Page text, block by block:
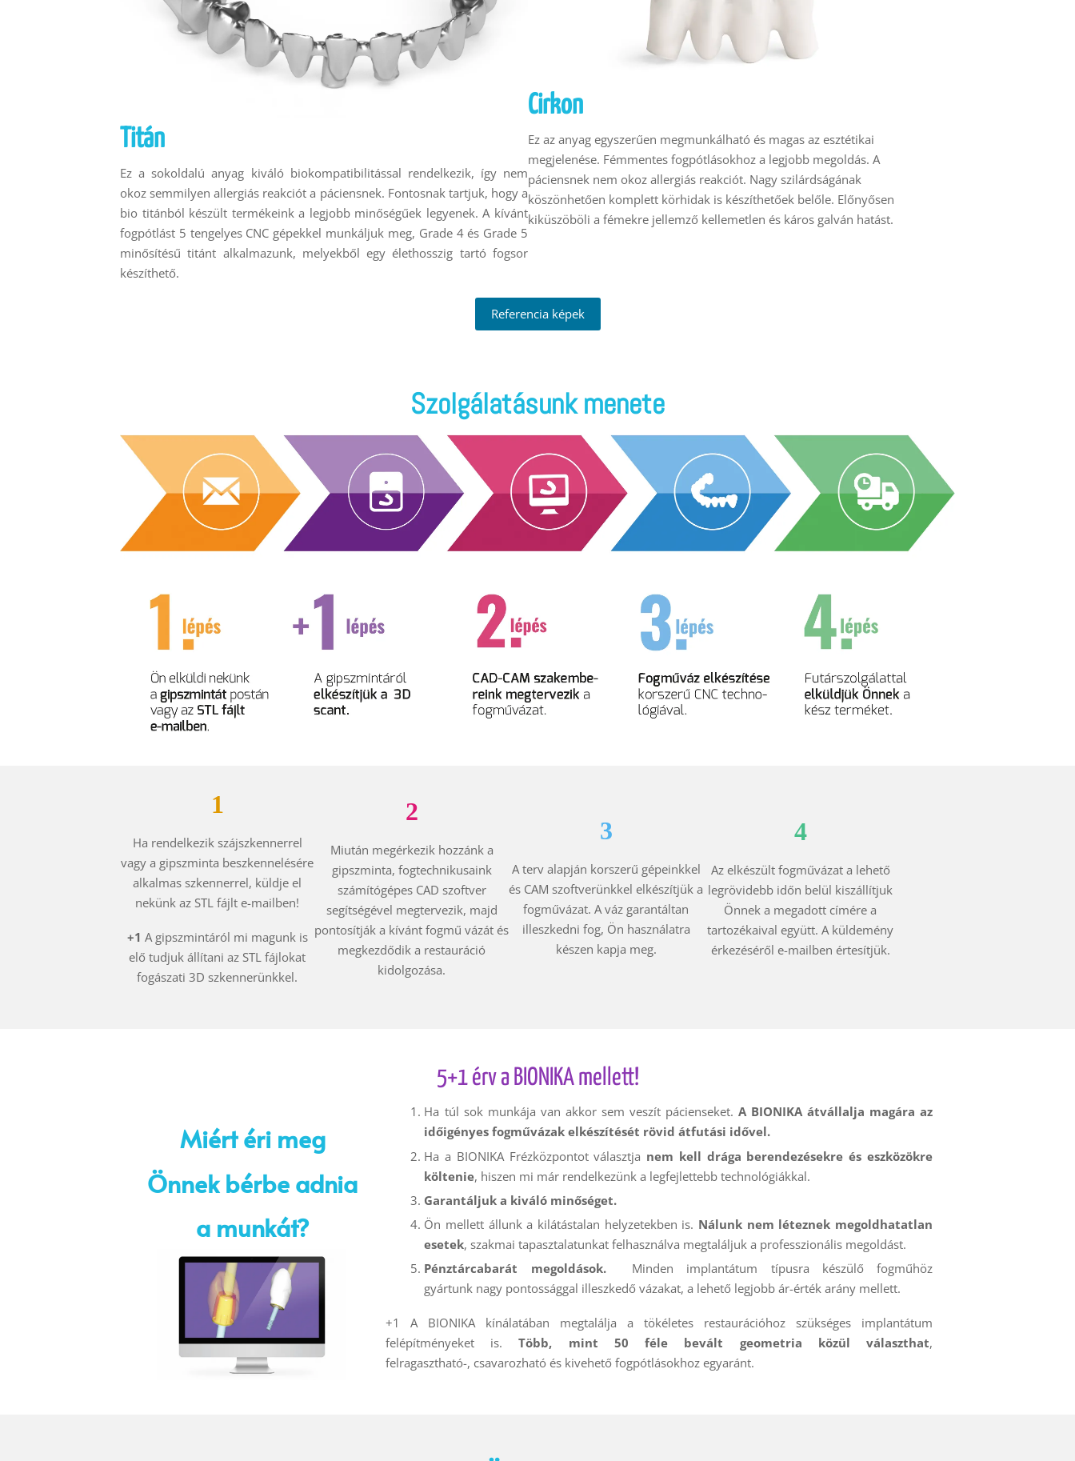
Titán
Ez a sokoldalú anyag kiváló biokompatibilitással rendelkezik, így nem
okoz semmilyen allergiás reakciót a páciensnek. Fontosnak tartjuk, hogy a
bio titánból készült termékeink a legjobb minőségűek legyenek. A kívánt
fogpótlást 5 tengelyes CNC gépekkel munkáljuk meg, Grade 4 és Grade 5
minősítésű titánt alkalmazunk, melyekből egy élethosszig tartó fogsor
készíthető.
Cirkon
Ez az anyag egyszerűen megmunkálható és magas az esztétikai
megjelenése. Fémmentes fogpótlásokhoz a legjobb megoldás. A
páciensnek nem okoz allergiás reakciót. Nagy szilárdságának
köszönhetően komplett körhidak is készíthetőek belőle. Előnyősen
kiküszöböli a fémekre jellemző kellemetlen és káros galván hatást.
Referencia képek
Szolgálatásunk menete
1
Ha rendelkezik szájszkennerrel
vagy a gipszminta beszkennelésére
alkalmas szkennerrel, küldje el
nekünk az STL fájlt e-mailben!
+1 A gipszmintáról mi magunk is
elő tudjuk állítani az STL fájlokat
fogászati 3D szkennerünkkel.
2
Miután megérkezik hozzánk a
gipszminta, fogtechnikusaink
számítógépes CAD szoftver
segítségével megtervezik, majd
pontosítják a kívánt fogmű vázát és
megkezdődik a restauráció
kidolgozása.
3
A terv alapján korszerű gépeinkkel
és CAM szoftverünkkel elkészítjük a
fogművázat. A váz garantáltan
illeszkedni fog, Ön használatra
készen kapja meg.
4
Az elkészült fogművázat a lehető
legrövidebb időn belül kiszállítjuk
Önnek a megadott címére a
tartozékaival együtt. A küldemény
érkezéséről e-mailben értesítjük.
5+1 érv a BIONIKA mellett!
Miért éri meg
Önnek bérbe adnia
a munkát?
Ha túl sok munkája van akkor sem veszít pácienseket. A BIONIKA átvállalja magára az
időigényes fogművázak elkészítését rövid átfutási idővel.
Ha a BIONIKA Frézközpontot választja nem kell drága berendezésekre és eszközökre
költenie, hiszen mi már rendelkezünk a legfejlettebb technológiákkal.
Garantáljuk a kiváló minőséget.
Ön mellett állunk a kilátástalan helyzetekben is. Nálunk nem léteznek megoldhatatlan
esetek, szakmai tapasztalatunkat felhasználva megtaláljuk a professzionális megoldást.
Pénztárcabarát megoldások.Minden implantátum típusra készülő fogműhöz
gyártunk nagy pontossággal illeszkedő vázakat, a lehető legjobb ár-érték arány mellett.
+1 A BIONIKA kínálatában megtalálja a tökéletes restaurációhoz szükséges implantátum
felépítményeket is.Több, mint 50 féle bevált geometria közül választhat,
felragasztható-, csavarozható és kivehető fogpótlásokhoz egyaránt.